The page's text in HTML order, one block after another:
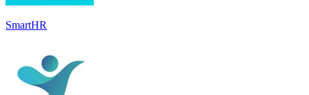
SmartHR